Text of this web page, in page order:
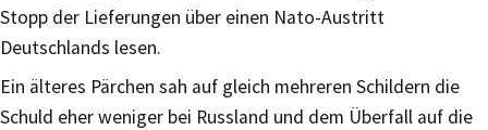
Stopp der Lieferungen über einen Nato-Austritt
Deutschlands lesen.
Ein älteres Pärchen sah auf gleich mehreren Schildern die
Schuld eher weniger bei Russland und dem Überfall auf die